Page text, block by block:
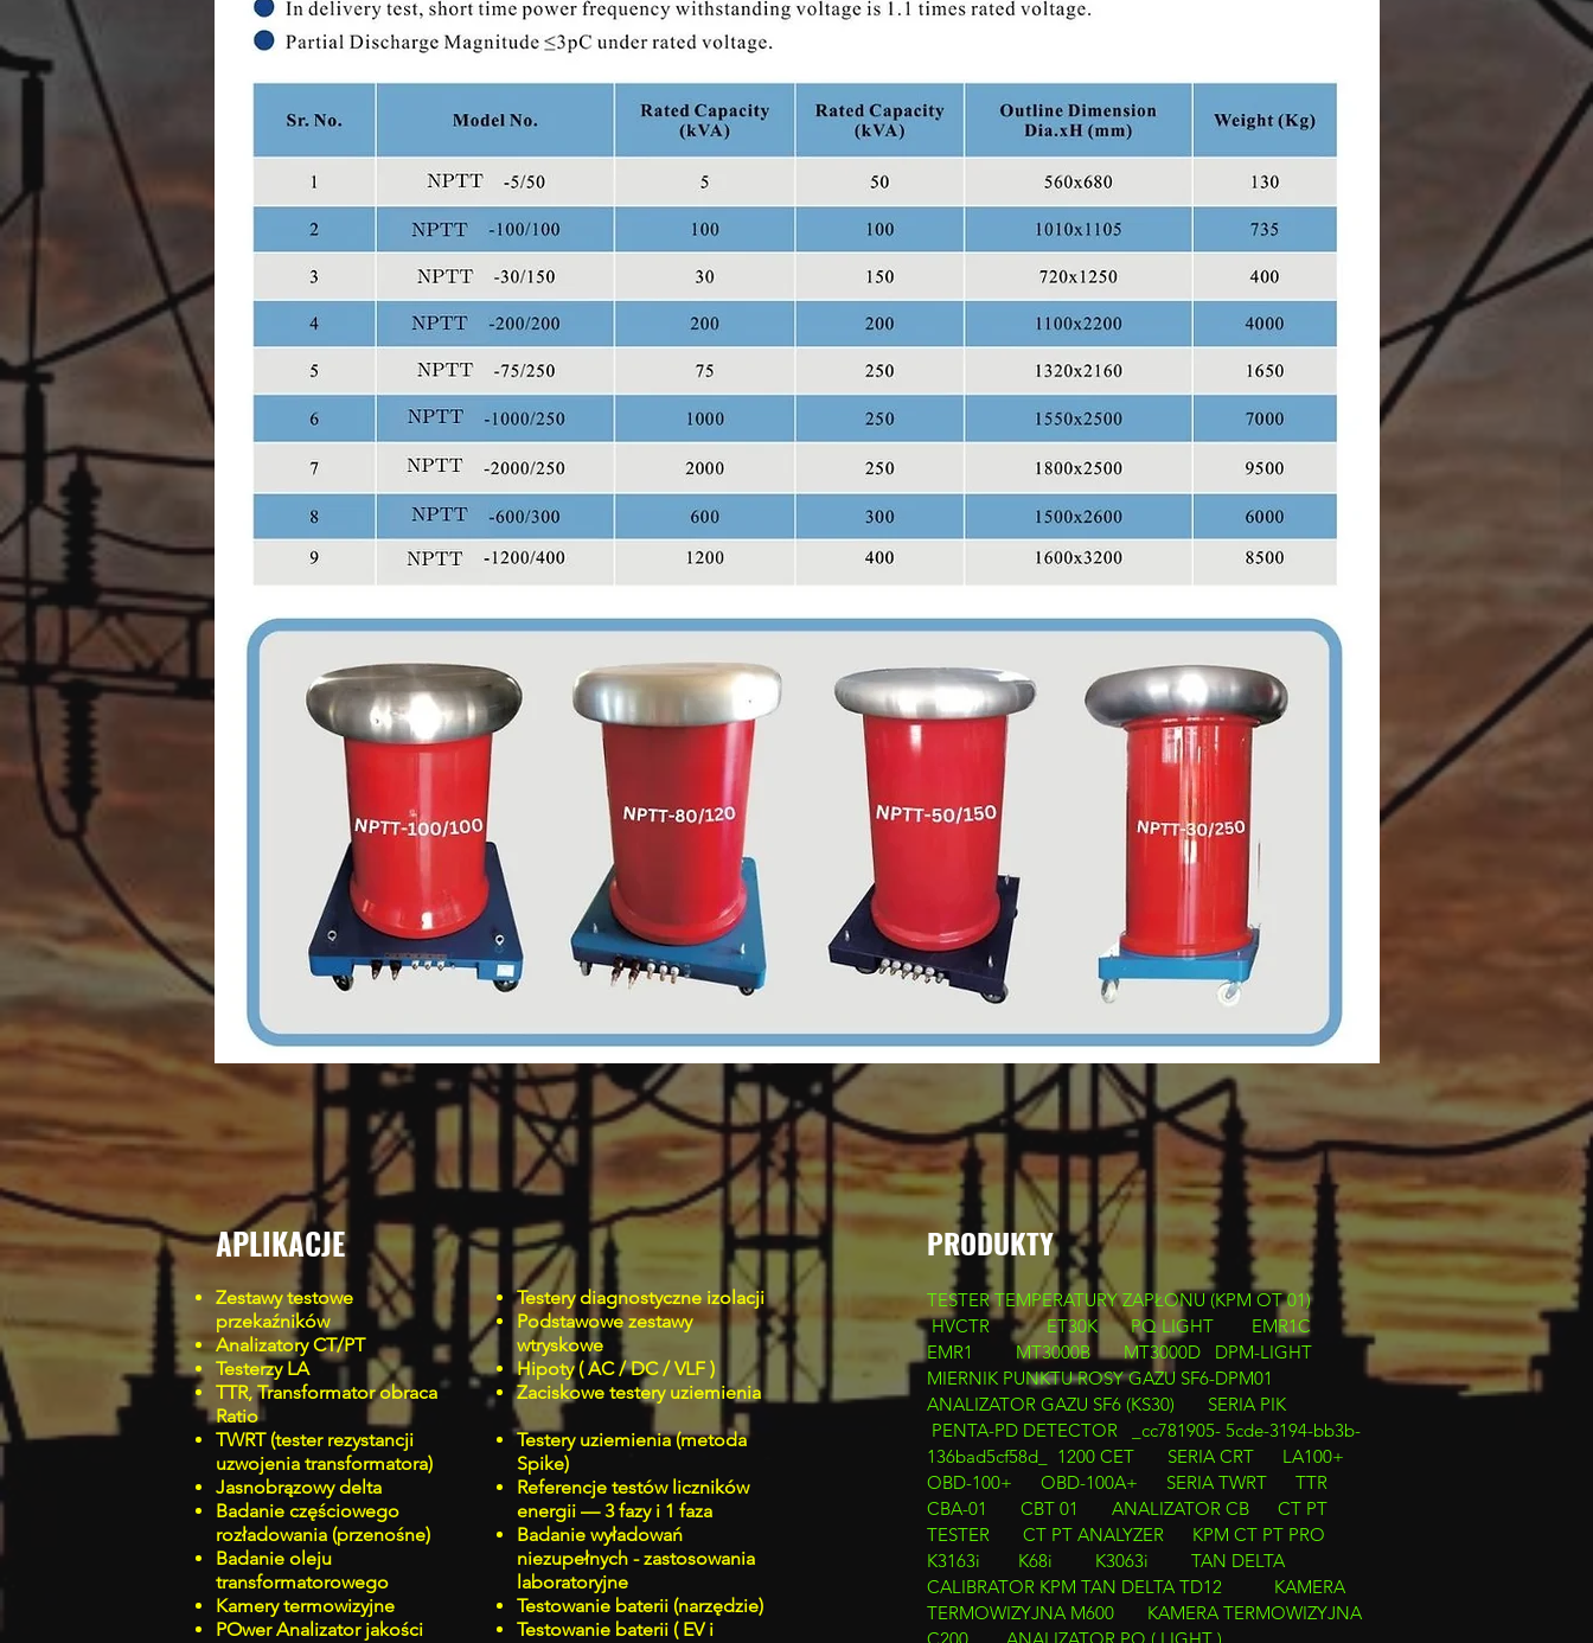
APLIKACJE PRODUKTY
Zestawy testowe
przekaźników
Analizatory CT/PT
Testerzy LA
TTR, Transformator obraca
Ratio
TWRT (tester rezystancji
uzwojenia transformatora)
Jasnobrązowy delta
Badanie częściowego
rozładowania (przenośne)
Badanie oleju
transformatorowego
Kamery termowizyjne
POwer Analizator jakości
Testery diagnostyczne izolacji
Podstawowe zestawy
wtryskowe
Hipoty ( AC / DC / VLF )
Zaciskowe testery uziemienia
Testery uziemienia (metoda
Spike)
Referencje testów liczników
energii — 3 fazy i 1 faza
Badanie wyładowań
niezupełnych - zastosowania
laboratoryjne
Testowanie baterii (narzędzie)
Testowanie baterii ( EV i
TESTER TEMPERATURY ZAPŁONU (KPM OT 01)
HVCTR
ET30K PQ LIGHT
EMR1C
EMR1
MT3000B MT3000D
DPM-LIGHT
MIERNIK PUNKTU ROSY GAZU SF6-DPM01
ANALIZATOR GAZU SF6 (KS30)
SERIA PIK
PENTA-PD DETECTOR _cc781905- 5cde-3194-bb3b-
136bad5cf58d_ 1200 CET SERIA CRT
LA100+
OBD-100+
OBD-100A+ SERIA TWRT
TTR
CBA-01
CBT 01 ANALIZATOR CB
CT PT
TESTER
CT PT ANALYZER
KPM CT PT PRO
K3163i
K68i K3063i
TAN DELTA
CALIBRATOR KPM TAN DELTA TD12
KAMERA
TERMOWIZYJNA M600
KAMERA TERMOWIZYJNA